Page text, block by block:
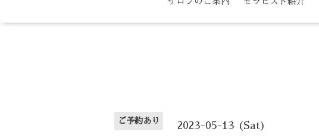
ご予約あり 2023-05-13 (Sat)